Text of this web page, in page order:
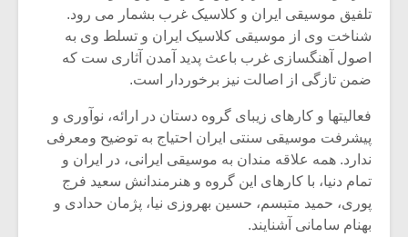
تلفیق موسیقی ایران و کلاسیک غرب بشمار می رود.
شناخت وی از موسیقی کلاسیک ایران و تسلط وی به
اصول آهنگسازی غرب باعث پدید آمدن آثاری ست که
ضمن تازگی از اصالت نیز برخوردار است.
فعالیتها و کارهای زیبای گروه دستان در ارائه، نوآوری و
پیشرفت موسیقی سنتی ایران احتیاج به توضیح ومعرفی
ندارد. همه علاقه مندان به موسیقی ایرانی، در ایران و
تمام دنیا، با کارهای این گروه و هنرمندانش سعید فرج
پوری، حمید متبسم، حسین بهروزی نیا، پژمان حدادی و
بهنام سامانی آشنایند.
متن فیلم «متری
شیش و نیم»
اگر نمی توانی
بدنام ترین باش